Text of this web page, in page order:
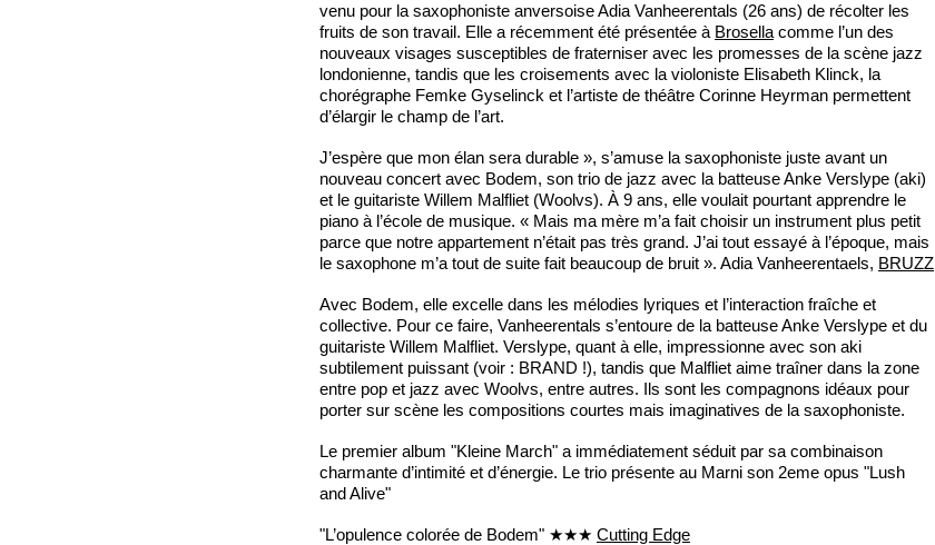
venu pour la saxophoniste anversoise Adia Vanheerentals (26 ans) de récolter les
fruits de son travail. Elle a récemment été présentée à Brosella comme l’un des
nouveaux visages susceptibles de fraterniser avec les promesses de la scène jazz
londonienne, tandis que les croisements avec la violoniste Elisabeth Klinck, la
chorégraphe Femke Gyselinck et l’artiste de théâtre Corinne Heyrman permettent
d’élargir le champ de l’art.
J’espère que mon élan sera durable », s’amuse la saxophoniste juste avant un
nouveau concert avec Bodem, son trio de jazz avec la batteuse Anke Verslype (aki)
et le guitariste Willem Malfliet (Woolvs). À 9 ans, elle voulait pourtant apprendre le
piano à l’école de musique. « Mais ma mère m’a fait choisir un instrument plus petit
parce que notre appartement n’était pas très grand. J’ai tout essayé à l’époque, mais
le saxophone m’a tout de suite fait beaucoup de bruit ». Adia Vanheerentaels, BRUZZ
Avec Bodem, elle excelle dans les mélodies lyriques et l’interaction fraîche et
collective. Pour ce faire, Vanheerentals s’entoure de la batteuse Anke Verslype et du
guitariste Willem Malfliet. Verslype, quant à elle, impressionne avec son aki
subtilement puissant (voir : BRAND !), tandis que Malfliet aime traîner dans la zone
entre pop et jazz avec Woolvs, entre autres. Ils sont les compagnons idéaux pour
porter sur scène les compositions courtes mais imaginatives de la saxophoniste.
Le premier album "Kleine March" a immédiatement séduit par sa combinaison
charmante d’intimité et d’énergie. Le trio présente au Marni son 2eme opus "Lush
and Alive"
"L’opulence colorée de Bodem" ★★★ Cutting Edge